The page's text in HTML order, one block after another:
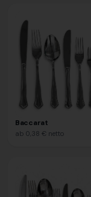
Baccarat
ab 0,38 € netto